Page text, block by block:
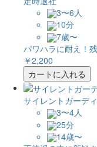
3〜6人
10分
7歳〜
パワハラに耐え！
￥2,200
カートに入れる
サイレントガーデ
3〜4人
25分
14歳〜